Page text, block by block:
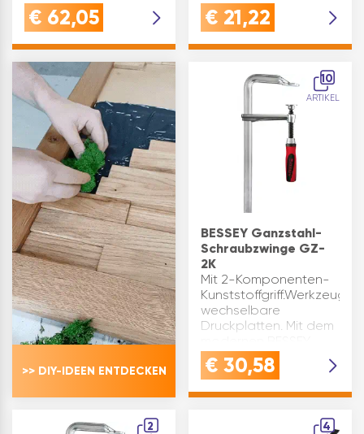
aus Vergütungsstahl
im Gesenk
vergütet und
galvanisch verzinkt.
Das Spann…
€ 62,05
spannen federnd und
lösen sich deshalb
Erschütterungen.
Spannkraft bis…
€ 21,22
>> DIY-IDEEN ENTDECKEN
10
ARTIKEL
BESSEY Ganzstahl-
Schraubzwinge GZ-
2K
Mit 2-Komponenten-
Kunststoffgriff.Werkzeuglos
wechselbare
Druckplatten. Mit dem
Best-Comfort-System
haben Sie alle Ihre
Anwendungen
bestens im Griff und
€ 30,58
2 4